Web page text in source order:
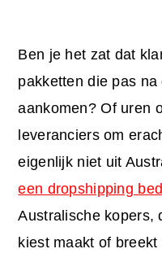
Ben je het zat dat
pakketten die pas na
aankomen? Of uren
leveranciers om
eigenlijk niet uit
een dropshipping
Australische kopers,
kiest maakt of